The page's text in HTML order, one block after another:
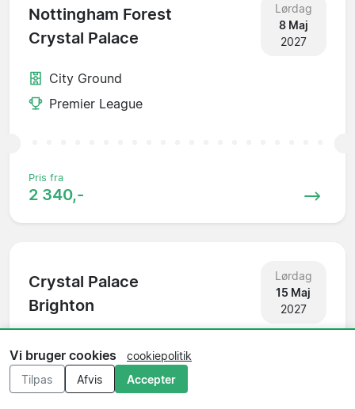
Nottingham Forest
Crystal Palace
Lørdag
8 Maj
2027
City Ground
Premier League
Pris fra
2 340,-
Crystal Palace
Brighton
Lørdag
15 Maj
2027
Premier League
Vi bruger cookies
cookiepolitik
Tilpas
Afvis Accepter